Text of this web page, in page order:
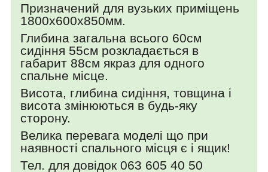
Призначений для вузьких приміщень
1800х600х850мм.
Глибина загальна всього 60см
сидіння 55см розкладається в
габарит 88см якраз для одного
спальне місце.
Висота, глибина сидіння, товщина і
висота змінюються в будь-яку
сторону.
Велика перевага моделі що при
наявності спального місця є і ящик!
Тел. для довідок 063 605 40 50